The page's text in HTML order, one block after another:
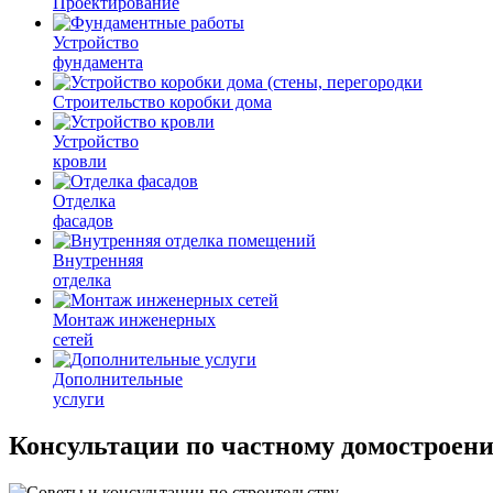
Устройство
фундамента
Строительство коробки дома
Устройство
кровли
Отделка
фасадов
Внутренняя
отделка
Монтаж инженерных
сетей
Дополнительные
услуги
Консультации по частному